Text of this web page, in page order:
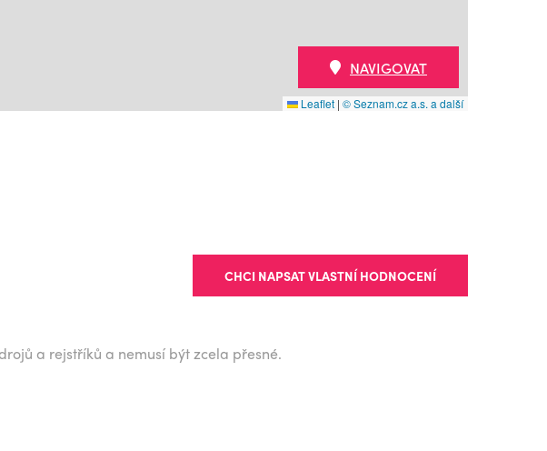
Leaflet | © Seznam.cz a.s. a další
NAVIGOVAT
CHCI NAPSAT VLASTNÍ HODNOCENÍ
a rejstříků a nemusí být zcela přesné.